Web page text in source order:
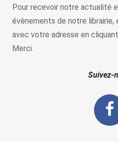
Pour recevoir notre actualité
évènements de notre librairie,
avec votre adresse en cliquant
Merci.
Suivez-